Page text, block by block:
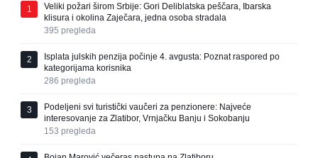
1
Veliki požari širom Srbije: Gori Deliblatska peščara, Ibarska
klisura i okolina Zaječara, jedna osoba stradala
395 pregleda
2
Isplata julskih penzija počinje 4. avgusta: Poznat raspored po
kategorijama korisnika
286 pregleda
3
Podeljeni svi turistički vaučeri za penzionere: Najveće
interesovanje za Zlatibor, Vrnjačku Banju i Sokobanju
153 pregleda